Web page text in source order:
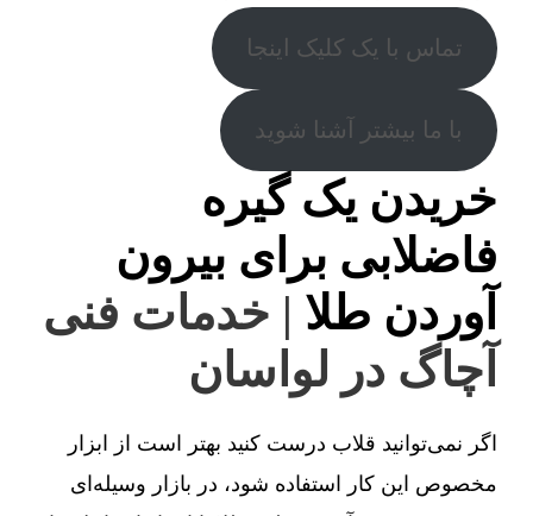
تماس با یک کلیک اینجا
با ما بیشتر آشنا شوید
خریدن یک گیره
فاضلابی برای بیرون
آوردن طلا | خدمات فنی
آچاگ در لواسان
اگر نمی‌توانید قلاب درست کنید بهتر است از ابزار
مخصوص این کار استفاده شود، در بازار وسیله‌ای